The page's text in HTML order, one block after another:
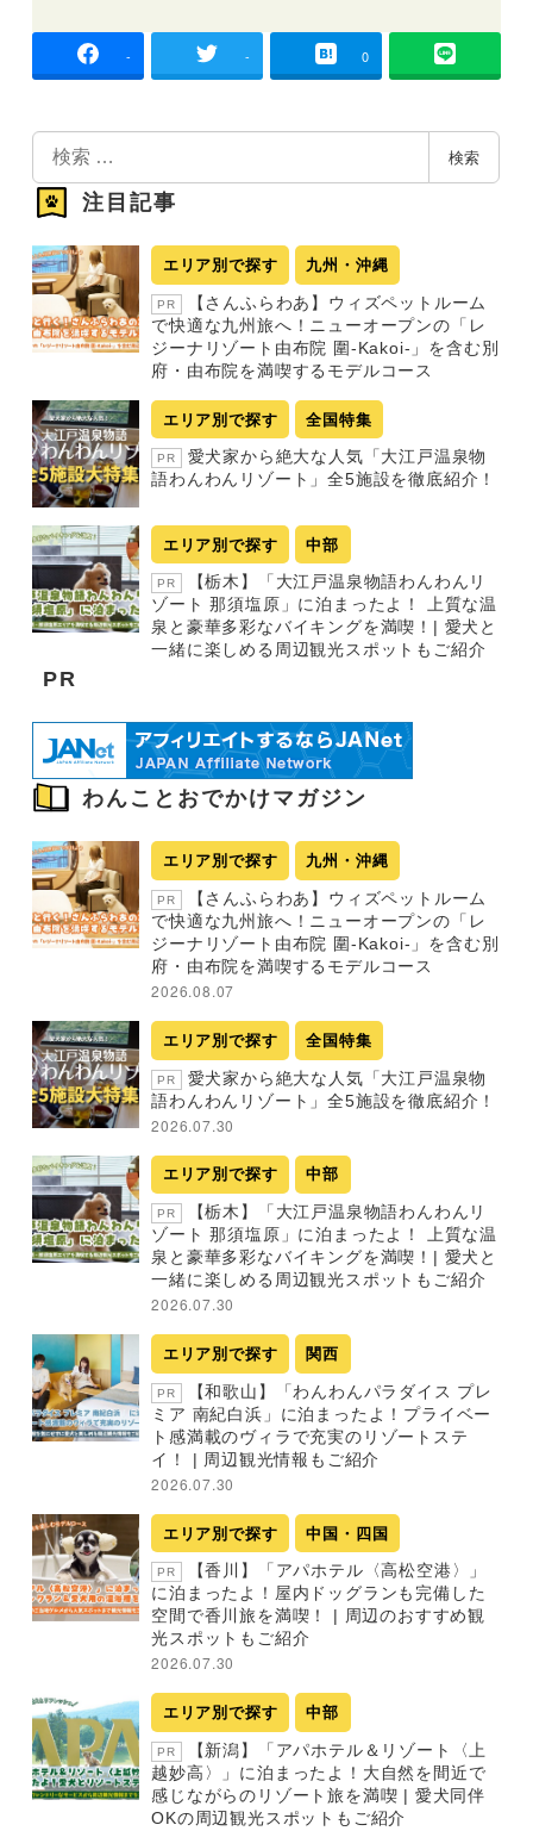
- - 0
索
検索
注目記事
エリア別で探す 九州・沖縄
PR
【さんふらわあ】ウィズペットルーム
で快適な九州旅へ！ニューオープンの「レ
ジーナリゾート由布院 圍-Kakoi-」を含む別
府・由布院を満喫するモデルコース
エリア別で探す 全国特集
PR
愛犬家から絶大な人気「大江戸温泉物
語わんわんリゾート」全5施設を徹底紹介！
エリア別で探す 中部
PR
【栃木】「大江戸温泉物語わんわんリ
ゾート 那須塩原」に泊まったよ！ 上質な温
泉と豪華多彩なバイキングを満喫！| 愛犬と
一緒に楽しめる周辺観光スポットもご紹介
PR
わんことおでかけマガジン
エリア別で探す 九州・沖縄
PR
【さんふらわあ】ウィズペットルーム
で快適な九州旅へ！ニューオープンの「レ
ジーナリゾート由布院 圍-Kakoi-」を含む別
府・由布院を満喫するモデルコース
2026.08.07
エリア別で探す 全国特集
PR
愛犬家から絶大な人気「大江戸温泉物
語わんわんリゾート」全5施設を徹底紹介！
2026.07.30
エリア別で探す 中部
PR
【栃木】「大江戸温泉物語わんわんリ
ゾート 那須塩原」に泊まったよ！ 上質な温
泉と豪華多彩なバイキングを満喫！| 愛犬と
一緒に楽しめる周辺観光スポットもご紹介
2026.07.30
エリア別で探す 関西
PR
【和歌山】「わんわんパラダイス プレ
ミア 南紀白浜」に泊まったよ！プライベー
ト感満載のヴィラで充実のリゾートステ
イ！ | 周辺観光情報もご紹介
2026.07.30
エリア別で探す 中国・四国
PR
【香川】「アパホテル〈高松空港〉」
に泊まったよ！屋内ドッグランも完備した
空間で香川旅を満喫！ | 周辺のおすすめ観
光スポットもご紹介
2026.07.30
エリア別で探す 中部
PR
【新潟】「アパホテル＆リゾート〈上
越妙高〉」に泊まったよ！大自然を間近で
感じながらのリゾート旅を満喫 | 愛犬同伴
OKの周辺観光スポットもご紹介